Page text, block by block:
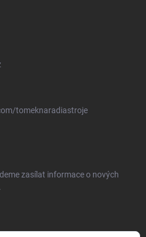
tomeknaradiastroje
zasílat informace o nových